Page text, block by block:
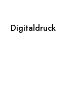
Digitaldruck